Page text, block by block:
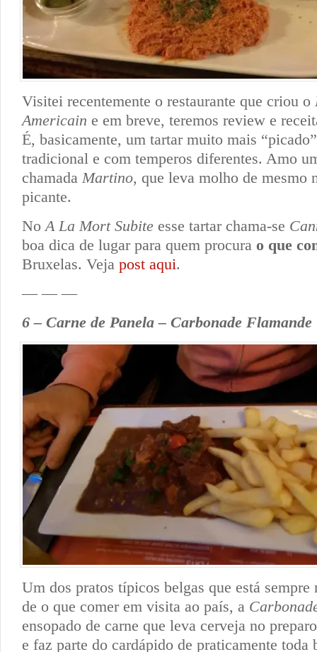
Visitei recentemente o restaurante que criou o
Americain e em breve, teremos review e
É, basicamente, um tartar muito mais
tradicional e com temperos diferentes. Amo
chamada Martino, que leva molho de mesmo
picante.
NoA La Mort Subite esse tartar chama-se
boa dica de lugar para quem procura o que
Bruxelas. Veja post aqui.
— — —
6 – Carne de Panela – Carbonade Flamande
Um dos pratos típicos belgas que está sempre
de o que comer em visita ao país, a
ensopado de carne que leva cerveja no
e faz parte do cardápido de praticamente toda